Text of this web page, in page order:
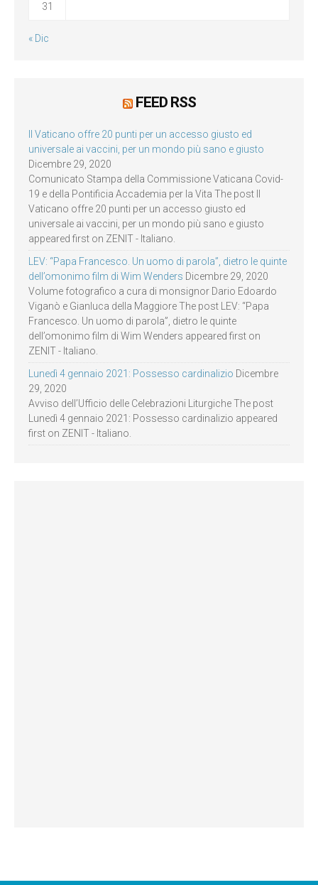
31
« Dic
FEED RSS
Il Vaticano offre 20 punti per un accesso giusto ed
universale ai vaccini, per un mondo più sano e giusto
Dicembre 29, 2020
Comunicato Stampa della Commissione Vaticana Covid-
19 e della Pontificia Accademia per la Vita The post Il
Vaticano offre 20 punti per un accesso giusto ed
universale ai vaccini, per un mondo più sano e giusto
appeared first on ZENIT - Italiano.
LEV: “Papa Francesco. Un uomo di parola”, dietro le quinte
dell’omonimo film di Wim Wenders Dicembre 29, 2020
Volume fotografico a cura di monsignor Dario Edoardo
Viganò e Gianluca della Maggiore The post LEV: “Papa
Francesco. Un uomo di parola”, dietro le quinte
dell’omonimo film di Wim Wenders appeared first on
ZENIT - Italiano.
Lunedì 4 gennaio 2021: Possesso cardinalizio Dicembre
29, 2020
Avviso dell’Ufficio delle Celebrazioni Liturgiche The post
Lunedì 4 gennaio 2021: Possesso cardinalizio appeared
first on ZENIT - Italiano.